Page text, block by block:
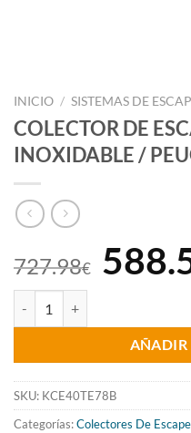
INICIO / SISTEMAS DE
COLECTOR DE
INOXIDABLE /
727.98€
El
era:
AÑADIR
SKU: KCE40TE78B
Categorías:Colectores De Escape